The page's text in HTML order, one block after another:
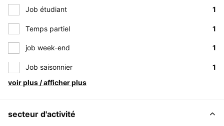
Job étudiant 1
Temps partiel 1
job week-end 1
Job saisonnier
1
voir plus / afficher plus
secteur d'activité